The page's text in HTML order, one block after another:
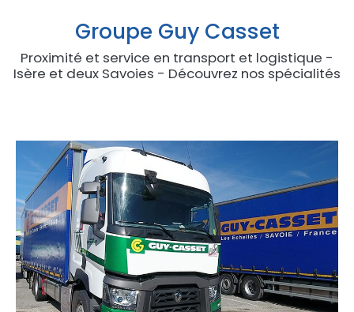
Groupe Guy Casset
Proximité et service en transport et logistique -
Isère et deux Savoies - Découvrez nos spécialités